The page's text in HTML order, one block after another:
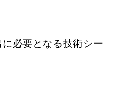
必要となる技術シー